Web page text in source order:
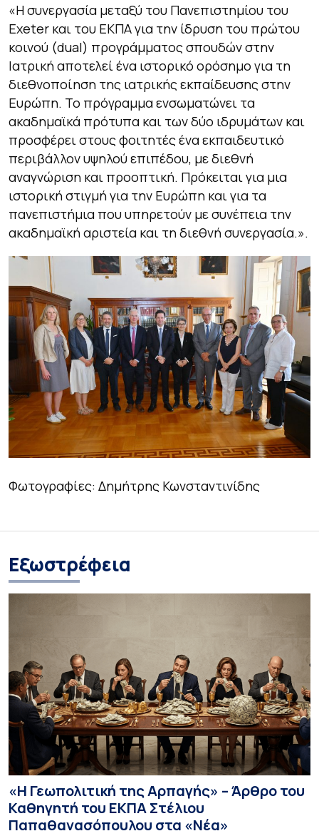
«Η συνεργασία μεταξύ του Πανεπιστημίου του
Exeter και του ΕΚΠΑ για την ίδρυση του πρώτου
κοινού (dual) προγράμματος σπουδών στην
Ιατρική αποτελεί ένα ιστορικό ορόσημο για τη
διεθνοποίηση της ιατρικής εκπαίδευσης στην
Ευρώπη. Το πρόγραμμα ενσωματώνει τα
ακαδημαϊκά πρότυπα και των δύο ιδρυμάτων και
προσφέρει στους φοιτητές ένα εκπαιδευτικό
περιβάλλον υψηλού επιπέδου, με διεθνή
αναγνώριση και προοπτική. Πρόκειται για μια
ιστορική στιγμή για την Ευρώπη και για τα
πανεπιστήμια που υπηρετούν με συνέπεια την
ακαδημαϊκή αριστεία και τη διεθνή συνεργασία.».
Φωτογραφίες: Δημήτρης Κωνσταντινίδης
Eξωστρέφεια
«Η Γεωπολιτική της Αρπαγής» – Άρθρο του
Καθηγητή του ΕΚΠΑ Στέλιου
Παπαθανασόπουλου στα «Νέα»